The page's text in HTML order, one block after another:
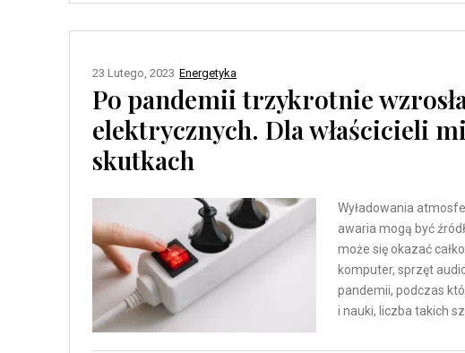
Energetyka
23 Lutego, 2023
Po pandemii trzykrotnie
elektrycznych. Dla właścicieli
skutkach
Wyładowania
awaria mogą być
może się okazać
komputer, sprzęt
pandemii, podczas
i nauki, liczba takich